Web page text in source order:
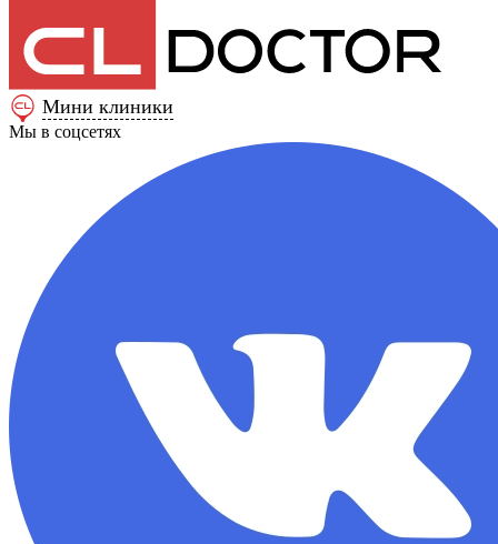
Мини клиники
Мы в соцсетях